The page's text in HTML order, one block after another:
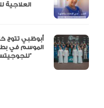
أبوظبي تتوج
الموسم في
للجوجيتسو”